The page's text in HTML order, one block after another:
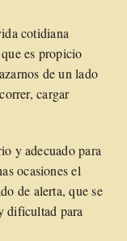
cotidiana
es propicio
de un lado
cargar
y adecuado para
ocasiones el
de alerta, que se
dificultad para